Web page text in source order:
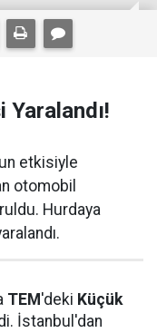
etkisiyle
otomobil
Hurdaya
TEM 'deki Küçük
İstanbul'dan